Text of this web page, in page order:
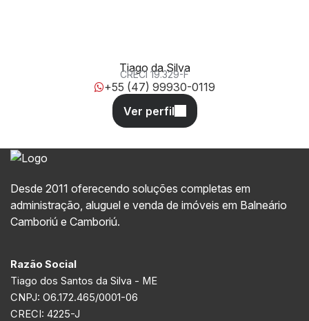
Tiago da Silva
CRECI 19.329-F
+55 (47) 99930-0119
Desde 2011 oferecendo soluções completas em
administração, aluguel e venda de imóveis em Balneário
Camboriú e Camboriú.
Razão Social
Tiago dos Santos da Silva - ME
CNPJ: O6.172.465/0001-06
CRECI: 4225-J